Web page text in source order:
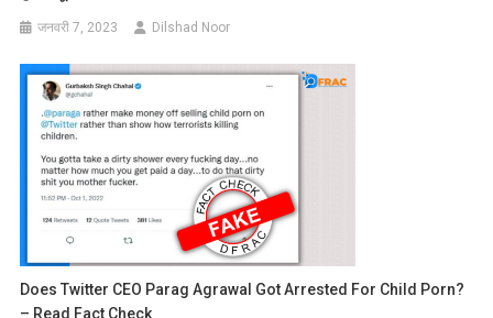
जनवरी 7, 2023 Dilshad Noor
Does Twitter CEO Parag Agrawal Got Arrested For Child Porn?
– Read Fact Check